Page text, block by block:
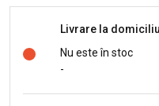
Livrare la domiciliu
Nu este în stoc
-